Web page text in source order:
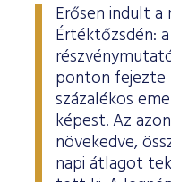
Erősen indult a
Értéktőzsdén:
ponton fejezte
százalékos
képest. Az
növekedve,
napi átlagot